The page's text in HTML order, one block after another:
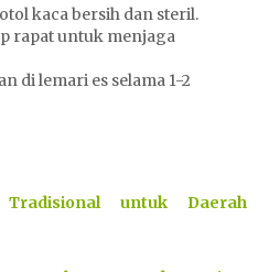
kaca bersih dan steril.
rapat untuk menjaga
di lemari es selama 1-2
untuk Daerah